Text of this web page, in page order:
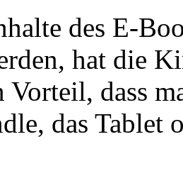
des E-
hat die
Vorteil, dass
das Tablet